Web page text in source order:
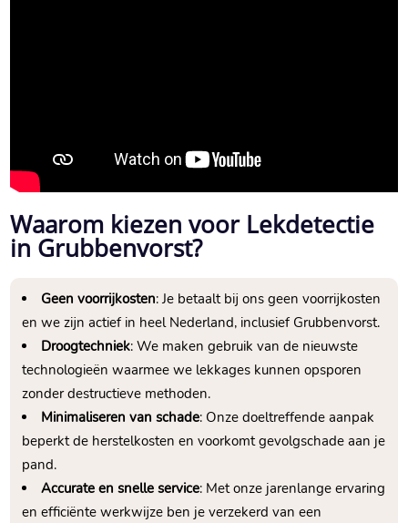
Waarom kiezen voor Lekdetectie
in Grubbenvorst?
Geen voorrijkosten: Je betaalt bij ons geen voorrijkosten
en we zijn actief in heel Nederland, inclusief Grubbenvorst.
Droogtechniek: We maken gebruik van de nieuwste
technologieën waarmee we lekkages kunnen opsporen
zonder destructieve methoden.
Minimaliseren van schade: Onze doeltreffende aanpak
beperkt de herstelkosten en voorkomt gevolgschade aan je
pand.
Accurate en snelle service: Met onze jarenlange ervaring
en efficiënte werkwijze ben je verzekerd van een